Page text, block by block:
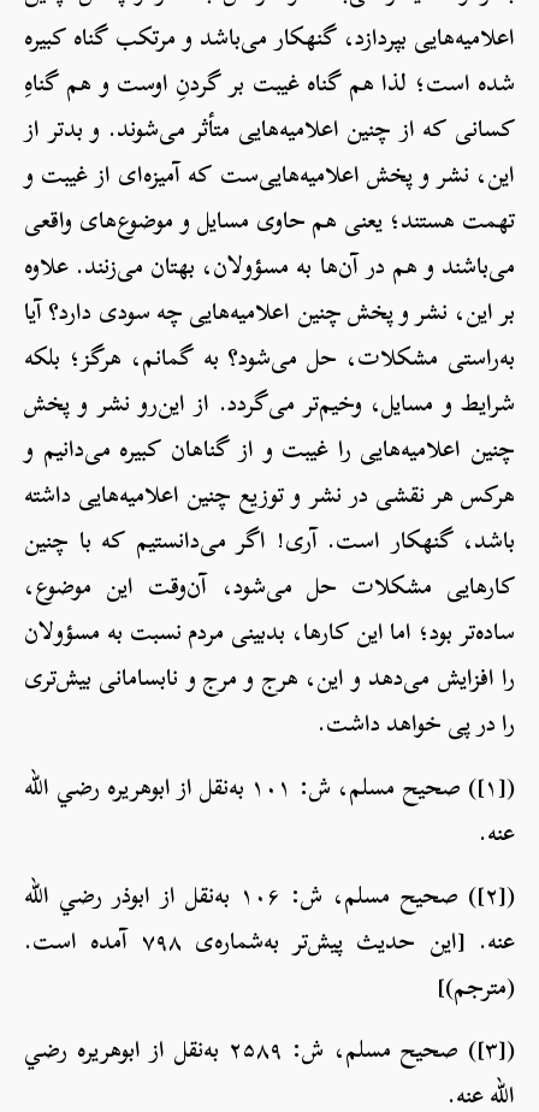
اعلامیه‌هایی بپردازد، گنهکار می‌باشد و مرتکب گناه کبیره
شده است؛ لذا هم گناه غیبت بر گردنِ اوست و هم گناهِ
کسانی که از چنین اعلامیه‌هایی متأثر می‌شوند. و بدتر از
این، نشر و پخش اعلامیه‌هایی‌ست که آمیزه‌ای از غیبت و
تهمت هستند؛ یعنی هم حاوی مسایل و موضوع‌های واقعی
می‌باشند و هم در آن‌ها به مسؤولان، بهتان می‌زنند. علاوه
بر این، نشر و پخش چنین اعلامیه‌هایی چه سودی دارد؟ آیا
به‌راستی مشکلات، حل می‌شود؟ به گمانم، هرگز؛ بلکه
شرایط و مسایل، وخیم‌تر می‌گردد. از این‌رو نشر و پخش
چنین اعلامیه‌هایی را غیبت و از گناهان کبیره می‌دانیم و
هرکس هر نقشی در نشر و توزیع چنین اعلامیه‌هایی داشته
باشد، گنهکار است. آری! اگر می‌دانستیم که با چنین
کارهایی مشکلات حل می‌شود، آن‌وقت این موضوع،
ساده‌تر بود؛ اما این کارها، بدبینی مردم نسبت به مسؤولان
را افزایش می‌دهد و این، هرج و مرج و نابسامانی بیش‌تری
را در پی خواهد داشت.
([۱]) صحیح مسلم، ش: ۱۰۱ به‌نقل از ابوهریره رضي الله
عنه.
([۲]) صحیح مسلم، ش: ۱۰۶ به‌نقل از ابوذر رضي الله
عنه. [این حدیث پیش‌تر به‌شماره‌ی ۷۹۸ آمده است.
(مترجم)]
([۳]) صحیح مسلم، ش: ۲۵۸۹ به‌نقل از ابوهریره رضي
الله عنه.